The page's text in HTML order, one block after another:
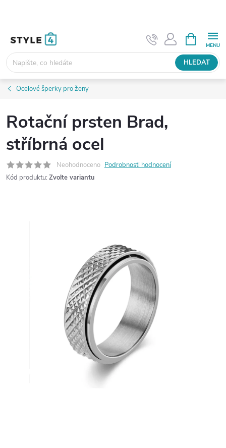
HLEDAT
NÁKUPNÍ
KOŠÍK
Ocelové šperky pro ženy
Rotační prsten Brad,
stříbrná ocel
Neohodnoceno Podrobnosti hodnocení
Kód produktu: Zvolte variantu